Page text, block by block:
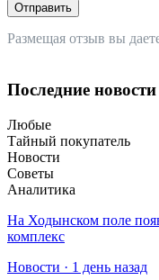
Отправить
Размещая отзыв вы
Последние
Любые
Тайный покупатель
Новости
Советы
Аналитика
На Ходынском поле
комплекс
Новости · 1 день назад